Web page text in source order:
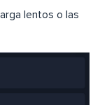
lentos o las